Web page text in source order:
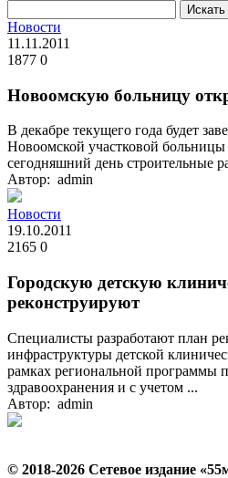
Новости
11.11.2011
1877 0
Новоомскую больницу
В декабре текущего года будет
Новоомской участковой
сегодняшний день строительные
Автор: admin
Новости
19.10.2011
2165 0
Городскую детскую
реконструируют
Специалисты разработают план
инфраструктуры детской
рамках региональной программы
здравоохранения и с учетом ...
Автор: admin
© 2018-2026 Сетевое издание